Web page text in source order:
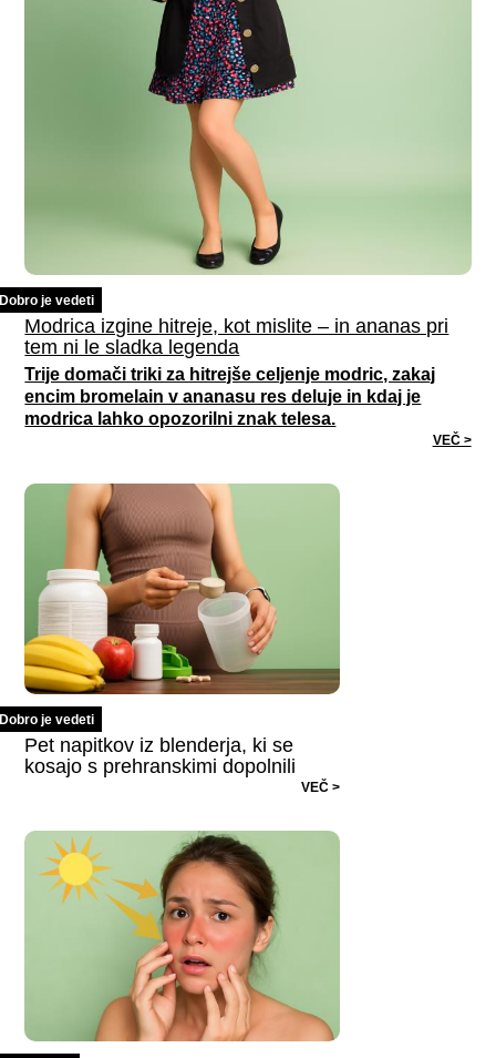
Dobro je vedeti
Modrica izgine hitreje, kot mislite – in ananas pri
tem ni le sladka legenda
Trije domači triki za hitrejše celjenje modric, zakaj
encim bromelain v ananasu res deluje in kdaj je
modrica lahko opozorilni znak telesa.
VEČ >
Dobro je vedeti
Pet napitkov iz blenderja, ki se
kosajo s prehranskimi dopolnili
VEČ >